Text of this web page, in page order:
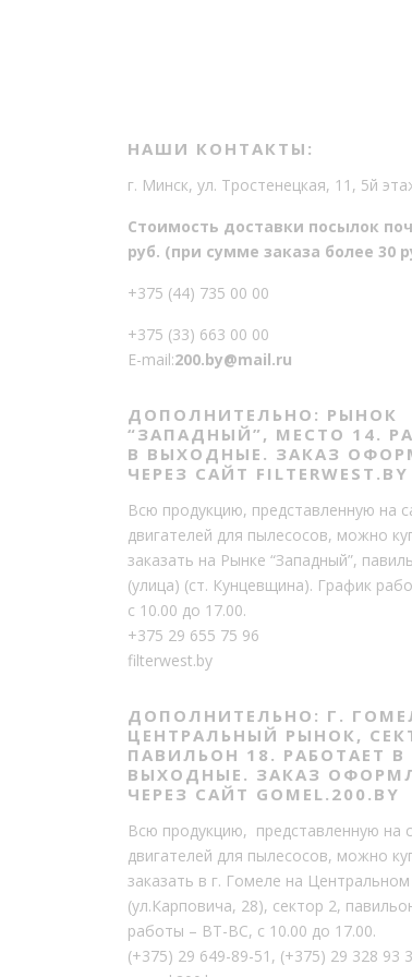
НАШИ КОНТАКТЫ:
г. Минск, ул. Тростенецкая, 11, 5й
Стоимость доставки посылок
руб. (при сумме заказа более 30
+375 (44) 735 00 00
+375 (33) 663 00 00
E-mail:200.by@mail.ru
ДОПОЛНИТЕЛЬНО: РЫНОК
“ЗАПАДНЫЙ”, МЕСТО 14.
В ВЫХОДНЫЕ. ЗАКАЗ
ЧЕРЕЗ САЙТ FILTERWEST.BY
Всю продукцию, представленную на
двигателей для пылесосов, можно
заказать на Рынке “Западный”,
(улица) (ст. Кунцевщина). График
с 10.00 до 17.00.
+375 29 655 75 96
filterwest.by
ДОПОЛНИТЕЛЬНО: Г.
ЦЕНТРАЛЬНЫЙ РЫНОК,
ПАВИЛЬОН 18. РАБОТАЕТ В
ВЫХОДНЫЕ. ЗАКАЗ
ЧЕРЕЗ САЙТ GOMEL.200.BY
Всю продукцию, представленную на
двигателей для пылесосов, можно
заказать в г. Гомеле на
(ул.Карповича, 28), сектор 2,
работы – ВТ-ВС, с 10.00 до 17.00.
(+375) 29 649-89-51 , (+375) 29 328 93